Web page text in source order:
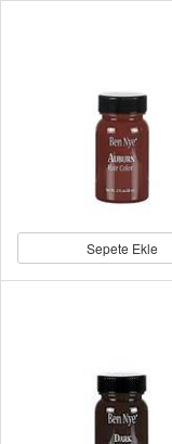
Sepete Ekle